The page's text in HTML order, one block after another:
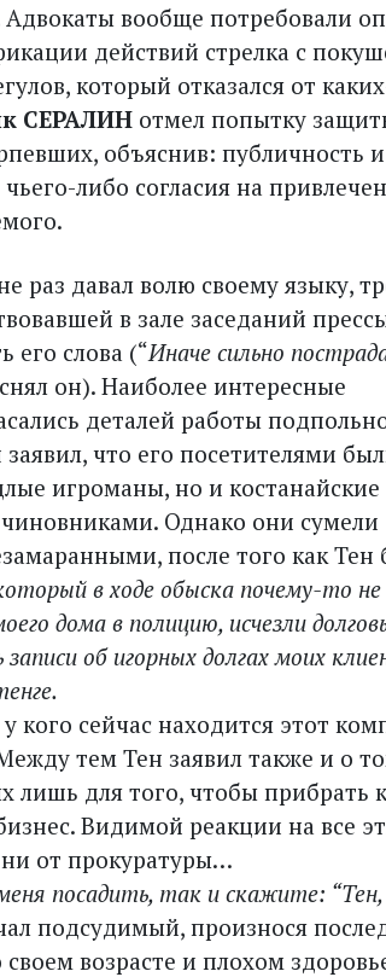
Адвокаты вообще потребовали
действий стрелка с
который отказался от
СЕРАЛИН отмел попытку
объяснив: пуб­личность
либо согласия на
раз давал волю своему языку,
в зале заседаний
его слова (“Иначе сильно
он). Наиболее интересные
деталей работы
заявил, что его посетителями
игроманы, но и костанайские
Однако они сумели
после того как
в ходе обыска почему-то
дома в полицию, исчезли
записи об игорных долгах моих
кого сейчас находится этот
тем Тен заявил также и о
лишь для того, чтобы прибрать
Видимой реакции на все
от прокуратуры…
посадить, так и скажите:
подсудимый, произнося
возрасте и плохом